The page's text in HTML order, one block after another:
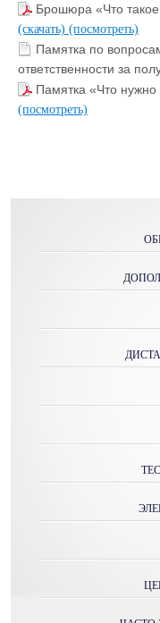
Брошюра «Что такое
(скачать) (посмотреть)
Памятка по
ответственности за
Памятка «Что нужно
(посмотреть)